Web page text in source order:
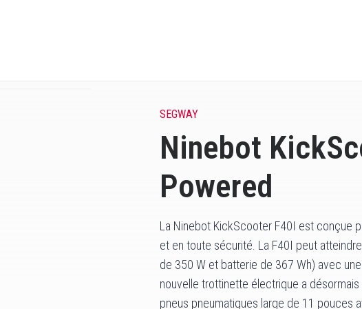
SEGWAY
Ninebot
Powered
La Ninebot KickScooter F40I est conçue
et en toute sécurité. La F40I peut
de 350 W et batterie de 367 Wh) avec
nouvelle trottinette électrique a
pneus pneumatiques large de 11 pouces